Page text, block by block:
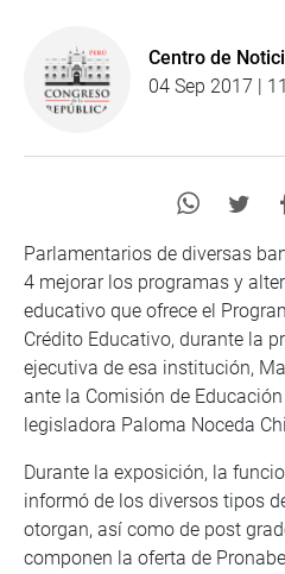
Centro de
04 Sep 2017 |
Parlamentarios de diversas
4 mejorar los programas y
educativo que ofrece el
Crédito Educativo, durante la
ejecutiva de esa institución,
ante la Comisión de
legisladora Paloma Noceda
Durante la exposición, la
informó de los diversos tipos
otorgan, así como de post
componen la oferta de